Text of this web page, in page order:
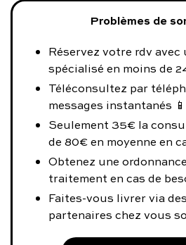
Problèmes de
Réservez votre rdv avec
spécialisé en moins de
Téléconsultez par
messages instantanés 📱
Seulement 35€ la
de 80€ en moyenne en
Obtenez une
traitement en cas de
Faites-vous livrer via
partenaires chez vous